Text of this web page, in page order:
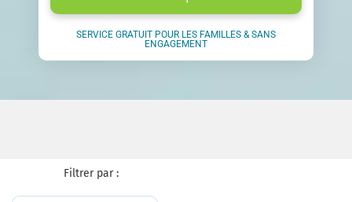
SERVICE GRATUIT POUR LES FAMILLES & SANS
ENGAGEMENT
Filtrer par :